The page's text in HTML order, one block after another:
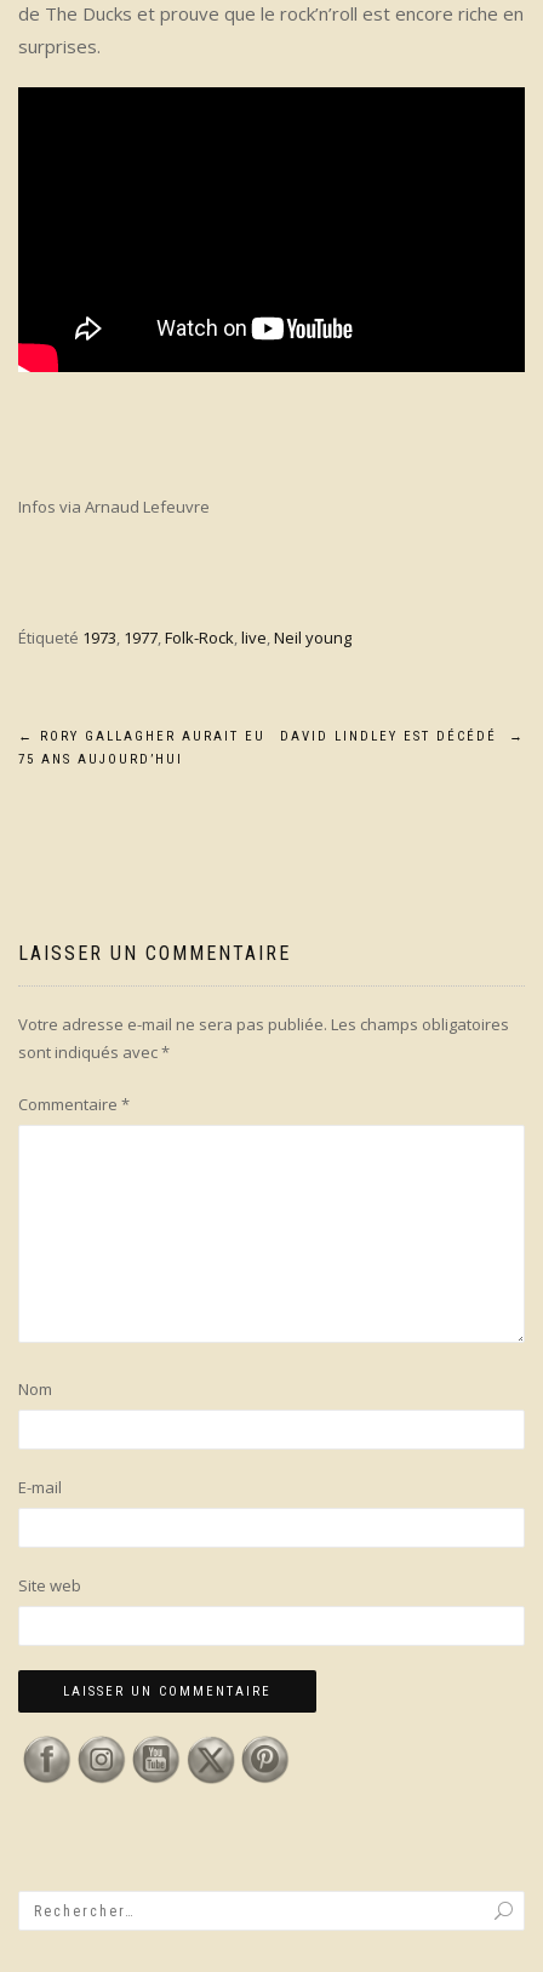
de The Ducks et prouve que le rock’n’roll est encore riche en
surprises.
Infos via Arnaud Lefeuvre
Étiqueté 1973, 1977,Folk-Rock,live,Neil young
Navigation
←
RORY GALLAGHER AURAIT EU
75 ANS AUJOURD’HUI
DAVID LINDLEY EST DÉCÉDÉ →
LAISSER UN COMMENTAIRE
Votre adresse e-mail ne sera pas publiée. Les champs obligatoires
sont indiqués avec*
Commentaire *
Nom
E-mail
Site web